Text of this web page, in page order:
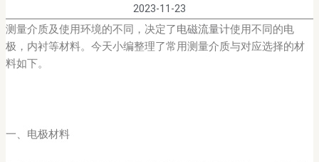
2023-11-23
测量介质及使用环境的不同，决定了电磁流量计使用不同的电
极，内衬等材料。今天小编整理了常用测量介质与对应选择的材
料如下。
一、电极材料